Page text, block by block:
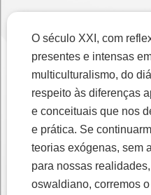
O século XXI, com
presentes e intensas
multiculturalismo, do
respeito às diferenças
e conceituais que nos
e prática. Se
teorias exógenas, sem
para nossas
oswaldiano, corremos